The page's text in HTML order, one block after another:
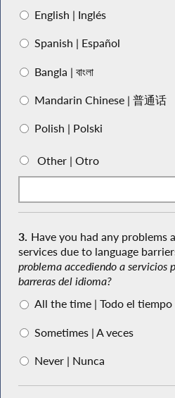
English | Inglés
Spanish | Español
Bangla | বাংলা
Mandarin Chinese | 普通话
Polish | Polski
Other | Otro
3. Have you had any problems
services due to language
problema accediendo a servicios
barreras del idioma?
All the time | Todo el tiempo
Sometimes | A veces
Never | Nunca